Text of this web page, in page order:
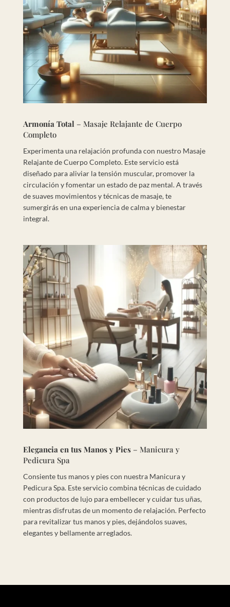
Armonía Total – Masaje Relajante de Cuerpo
Completo
Experimenta una relajación profunda con nuestro Masaje
Relajante de Cuerpo Completo. Este servicio está
diseñado para aliviar la tensión muscular, promover la
circulación y fomentar un estado de paz mental. A través
de suaves movimientos y técnicas de masaje, te
sumergirás en una experiencia de calma y bienestar
integral.
Elegancia en tus Manos y Pies– Manicura y
Pedicura Spa
Consiente tus manos y pies con nuestra Manicura y
Pedicura Spa. Este servicio combina técnicas de cuidado
con productos de lujo para embellecer y cuidar tus uñas,
mientras disfrutas de un momento de relajación. Perfecto
para revitalizar tus manos y pies, dejándolos suaves,
elegantes y bellamente arreglados.